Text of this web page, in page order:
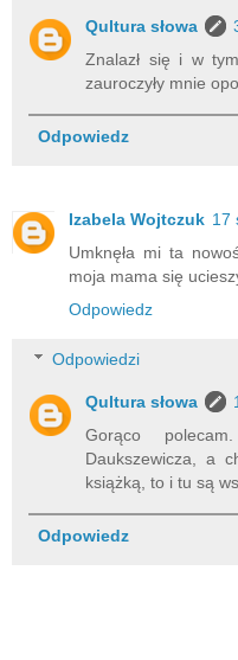
Qultura słowa
Znalazł się i w
zauroczyły mnie
Odpowiedz
Izabela Wojtczuk 17
Umknęła mi ta
moja mama się
Odpowiedz
Odpowiedzi
Qultura słowa
Gorąco
Daukszewicza, a
książką, to i tu są
Odpowiedz